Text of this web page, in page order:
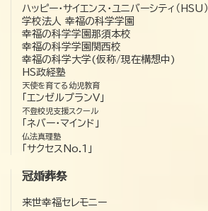
ハッピー・サイエンス・ユニバーシティ（HSU）
学校法人 幸福の科学学園
幸福の科学学園那須本校
幸福の科学学園関西校
幸福の科学大学(仮称/現在構想中)
HS政経塾
天使を育てる幼児教育
「エンゼルプランV」
不登校児支援スクール
「ネバー・マインド」
仏法真理塾
「サクセスNo.1」
冠婚葬祭
来世幸福セレモニー